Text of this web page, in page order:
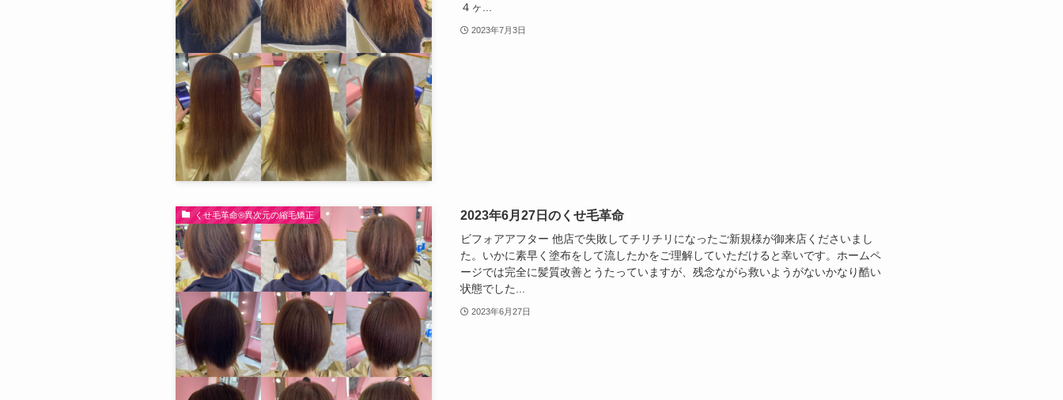
４ヶ...
2023年7月3日
くせ毛革命®︎異次元の縮毛矯正 2023年6月27日のくせ毛革命
ビフォアアフター 他店で失敗してチリチリになったご新規様が御来店くださいまし
た。いかに素早く塗布をして流したかをご理解していただけると幸いです。ホームペ
ージでは完全に髪質改善とうたっていますが、残念ながら救いようがないかなり酷い
状態でした...
2023年6月27日